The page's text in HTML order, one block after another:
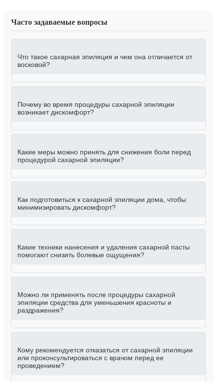
Часто задаваемые вопросы
Что такое сахарная эпиляция и чем она отличается от
восковой?
Почему во время процедуры сахарной эпиляции
возникает дискомфорт?
Какие меры можно принять для снижения боли перед
процедурой сахарной эпиляции?
Как подготовиться к сахарной эпиляции дома, чтобы
минимизировать дискомфорт?
Какие техники нанесения и удаления сахарной пасты
помогают снизить болевые ощущения?
Можно ли применять после процедуры сахарной
эпиляции средства для уменьшения красноты и
раздражения?
Кому рекомендуется отказаться от сахарной эпиляции
или проконсультироваться с врачом перед ее
проведением?